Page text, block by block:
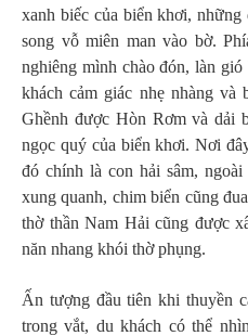
xanh biếc của biển khơi,
song vỗ miên man vào bờ.
nghiêng mình chào đón, làn
khách cảm giác nhẹ nhàng và
Ghềnh được Hòn Rơm và dải
ngọc quý của biển khơi. Nơi
đó chính là con hải sâm,
xung quanh, chim biển cũng
thờ thần Nam Hải cũng được
năn nhang khói thờ phụng.
Ấn tượng đầu tiên khi thuyền
trong vắt, du khách có thể